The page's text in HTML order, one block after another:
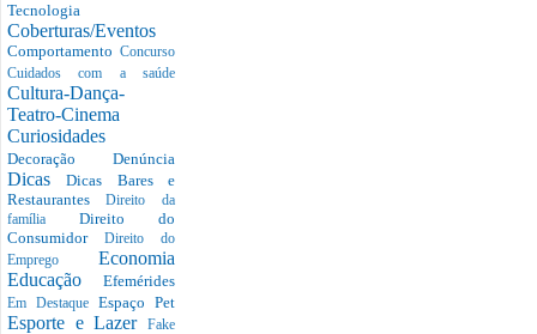
Tecnologia
Coberturas/Eventos
Comportamento Concurso
Cuidados com a saúde
Cultura-Dança-
Teatro-Cinema
Curiosidades
Decoração Denúncia
DicasDicas Bares e
RestaurantesDireito da
família Direito do
Consumidor Direito do
Emprego Economia
Educação Efemérides
Em Destaque Espaço Pet
Esporte e Lazer
Fake